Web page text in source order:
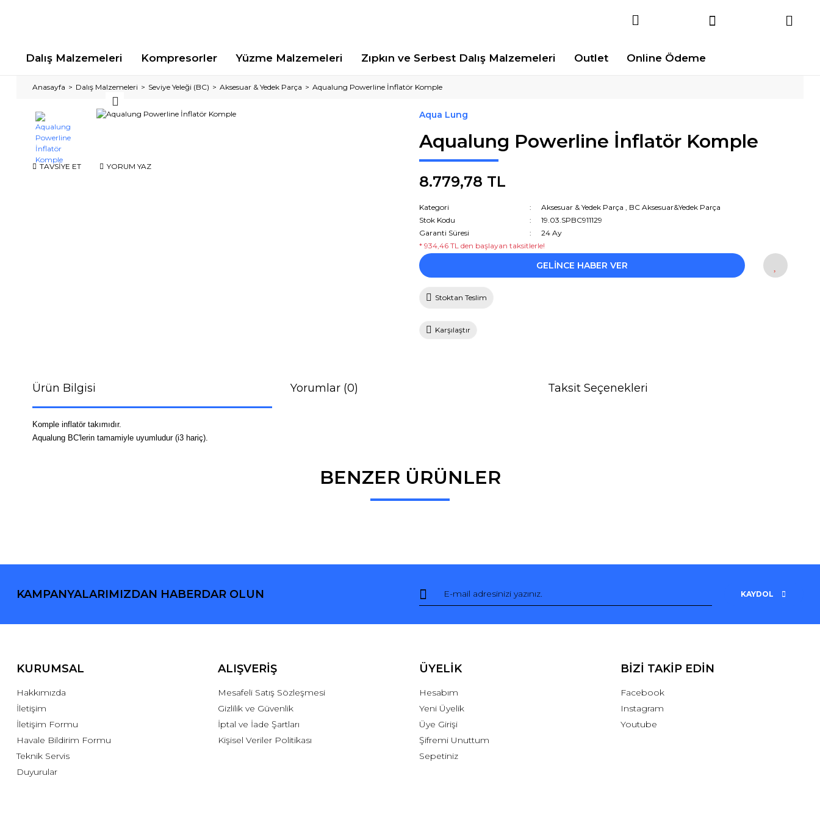
Dalış Malzemeleri Kompresorler Yüzme Malzemeleri Zıpkın ve Serbest Dalış Malzemeleri Outlet Online Ödeme
Anasayfa Dalış Malzemeleri Seviye Yeleği (BC) Aksesuar & Yedek Parça Aqualung Powerline İnflatör Komple
TAVSİYE ET YORUM YAZ
Aqua Lung
Aqualung Powerline İnflatör Komple
8.779,78 TL
Kategori Aksesuar & Yedek Parça , BC Aksesuar&Yedek Parça
Stok Kodu
19.03.SPBC911129
Garanti Süresi
24 Ay
* 934,46 TL den başlayan taksitlerle!
GELİNCE HABER VER
Stoktan Teslim
Karşılaştır
Ürün Bilgisi Yorumlar (0) Taksit Seçenekleri
Komple inflatör takımıdır.
Aqualung BC'lerin tamamiyle uyumludur (i3 hariç).
BENZER ÜRÜNLER
KAMPANYALARIMIZDAN HABERDAR OLUN KAYDOL
KURUMSAL
Hakkımızda
İletişim
İletişim Formu
Havale Bildirim Formu
Teknik Servis
Duyurular
ALIŞVERİŞ
Mesafeli Satış Sözleşmesi
Gizlilik ve Güvenlik
İptal ve İade Şartları
Kişisel Veriler Politikası
ÜYELİK
Hesabım
Yeni Üyelik
Üye Girişi
Şifremi Unuttum
Sepetiniz
BİZİ TAKİP EDİN
Facebook
Instagram
Youtube